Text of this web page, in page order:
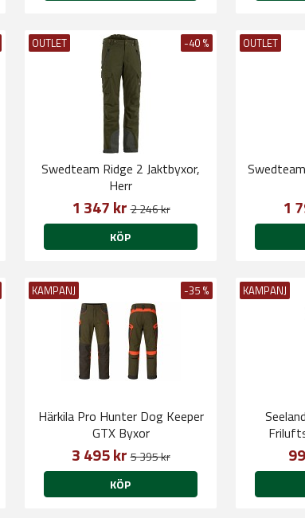
OUTLET -40 %
Swedteam Ridge 2 Jaktbyxor,
Herr
1 347 kr2 246 kr
KÖP
OUTLET
1
KAMPANJ -35 %
Härkila Pro Hunter Dog Keeper
GTX Byxor
3 495 kr5 395 kr
KÖP
KAMPANJ